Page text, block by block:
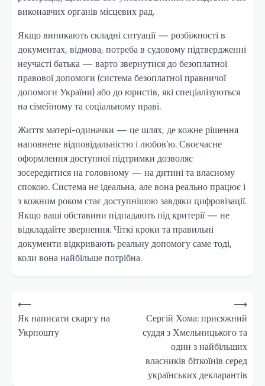
виконавчих органів місцевих рад.
Якщо виникають складні ситуації — розбіжності в
документах, відмова, потреба в судовому підтвердженні
неучасті батька — варто звернутися до безоплатної
правової допомоги (система безоплатної правничої
допомоги України) або до юристів, які спеціалізуються
на сімейному та соціальному праві.
Життя матері-одиначки — це шлях, де кожне рішення
наповнене відповідальністю і любов’ю. Своєчасне
оформлення доступної підтримки дозволяє
зосередитися на головному — на дитині та власному
спокою. Система не ідеальна, але вона реально працює і
з кожним роком стає доступнішою завдяки цифровізації.
Якщо ваші обставини підпадають під критерії — не
відкладайте звернення. Чіткі кроки та правильні
документи відкривають реальну допомогу саме тоді,
коли вона найбільше потрібна.
Навігація
записів
⟵
Як написати скаргу на
Укрпошту
Сергій Хома: присяжний
суддя з Хмельницького та
один з найбільших
власників біткоїнів серед
українських декларантів
⟶